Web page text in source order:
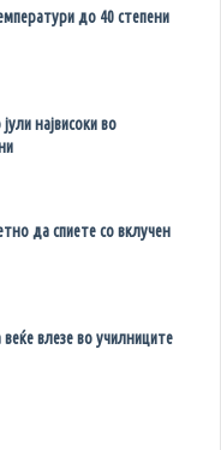
до 40 степени
највисоки во
да спиете со вклучен
влезе во училниците